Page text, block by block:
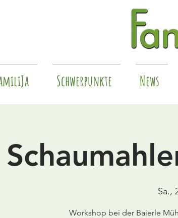
Schwerpunkte News
Sa.,
Workshop bei der Baierle